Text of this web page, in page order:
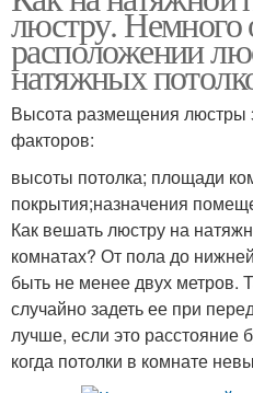
люстру. Немного
расположении
натяжных
Высота размещения люстры
факторов:
высоты потолка; площади
покрытия;назначения
Как вешать люстру на
комнатах? От пола до
быть не менее двух метров.
случайно задеть ее при
лучше, если это расстояние
когда потолки в комнате